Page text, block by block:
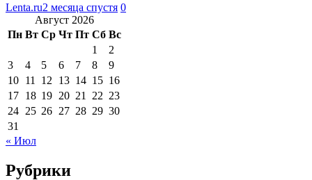
Lenta.ru2 месяца спустя 0
Август 2026
Пн Вт Ср Чт Пт Сб Вс
1
2
3
4 5 6 7 8
9
10 11 12 13 14 15 16
17 18 19 20 21 22 23
24 25 26 27 28 29 30
31
« Июл
Рубрики